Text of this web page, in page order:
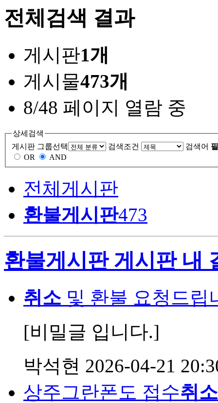
전체검색 결과
게시판1개
게시물473개
8/48 페이지 열람 중
상세검색
게시판 그룹선택
검색조건 검색어
OR
AND
전체게시판
환불게시판473
환불게시판 게시판 내
취소 및 환불 요청드립
[비밀글 입니다.]
박석현 2026-04-21
상주그란폰도 접수취소